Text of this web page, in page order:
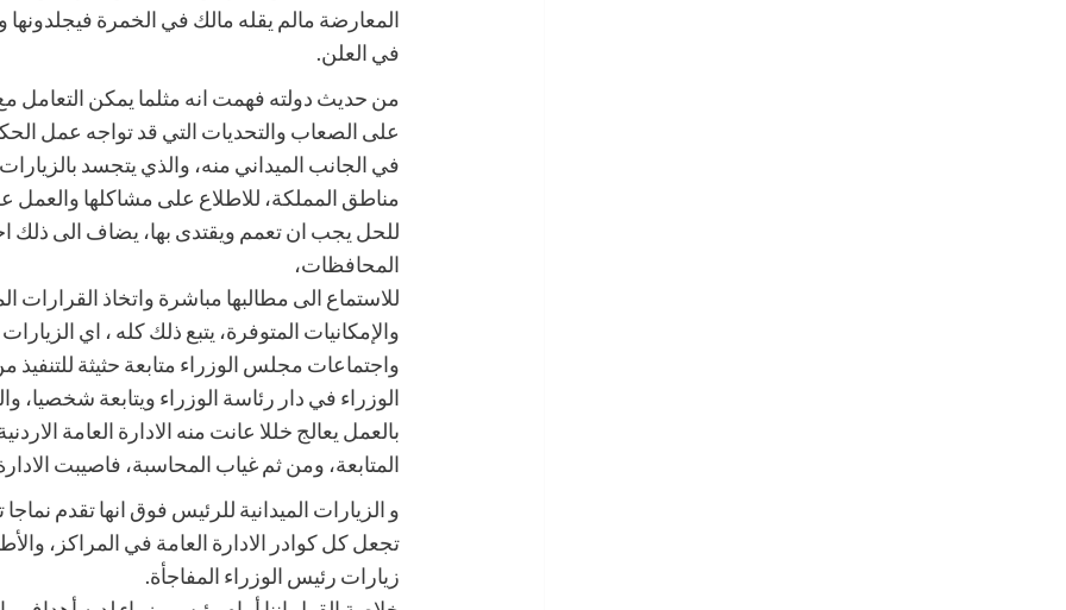
المعارضة مالم يقله مالك في الخمرة
في العلن.
من حديث دولته فهمت انه مثلما يمكن التعامل
على الصعاب والتحديات التي قد تواجه عمل
في الجانب الميداني منه، والذي يتجسد
مناطق المملكة، للاطلاع على مشاكلها والعمل
للحل يجب ان تعمم ويقتدى بها، يضاف الى ذلك
المحافظات،
للاستماع الى مطالبها مباشرة واتخاذ القرارات
والإمكانيات المتوفرة، يتبع ذلك كله ، اي الزيارات
واجتماعات مجلس الوزراء متابعة حثيثة
الوزراء في دار رئاسة الوزراء ويتابعة شخصيا،
بالعمل يعالج خللا عانت منه الادارة العامة
المتابعة، ومن ثم غياب المحاسبة، فاصيبت
و الزيارات الميدانية للرئيس فوق انها تقدم
تجعل كل كوادر الادارة العامة في المراكز،
زيارات رئيس الوزراء المفاجأة.